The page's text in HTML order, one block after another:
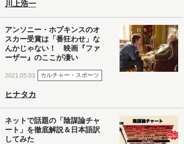
川上浩一
アンソニー・ホプキンスのオ
スカー受賞は「番狂わせ」な
んかじゃない！ 映画『ファ
ーザー』のここが凄い
2021.05.03 カルチャー・スポーツ
ヒナタカ
ネットで話題の「陰謀論チャ
ート」を徹底解説＆日本語訳
してみた